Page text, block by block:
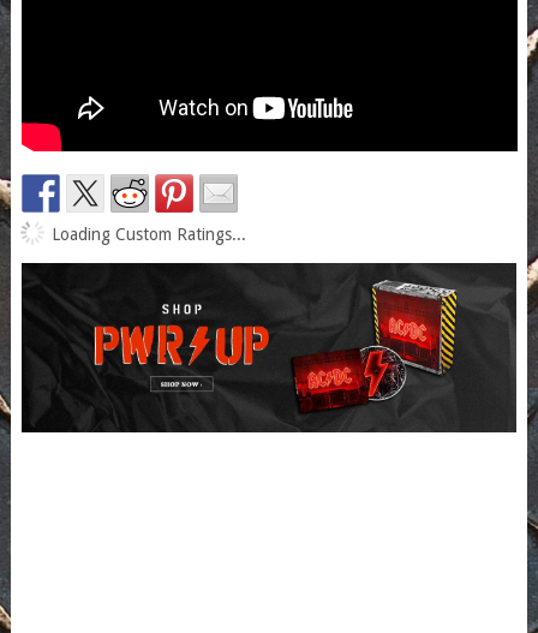
Loading Custom Ratings...